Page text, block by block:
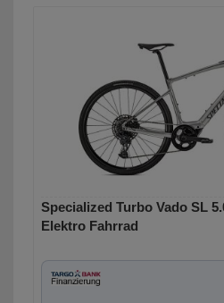
Specialized Turbo Vado SL
Elektro Fahrrad